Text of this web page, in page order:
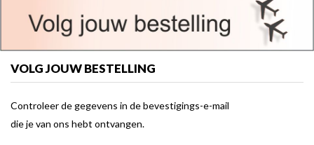
VOLG JOUW BESTELLING
Controleer de gegevens in de bevestigings-e-mail
die je van ons hebt ontvangen.